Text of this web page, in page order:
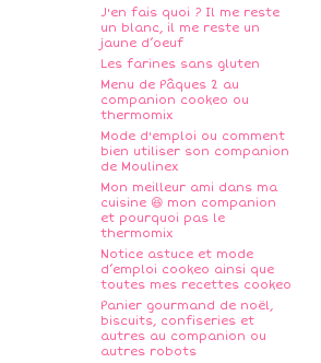
J'en fais quoi ? Il me reste
un blanc, il me reste un
jaune d’oeuf
Les farines sans gluten
Menu de Pâques 2 au
companion cookeo ou
thermomix
Mode d'emploi ou comment
bien utiliser son companion
de Moulinex
Mon meilleur ami dans ma
cuisine 😆 mon companion
et pourquoi pas le
thermomix
Notice astuce et mode
d’emploi cookeo ainsi que
toutes mes recettes cookeo
Panier gourmand de noël,
biscuits, confiseries et
autres au companion ou
autres robots